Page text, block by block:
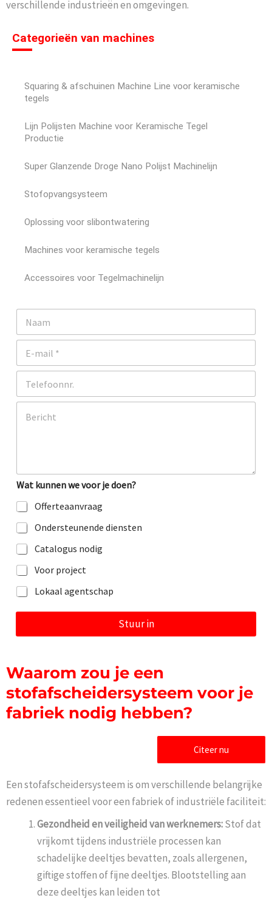
verschillende industrieën en omgevingen.
Categorieën van machines
Squaring & afschuinen Machine Line voor keramische
tegels
Lijn Polijsten Machine voor Keramische Tegel
Productie
Super Glanzende Droge Nano Polijst Machinelijn
Stofopvangsysteem
Oplossing voor slibontwatering
Machines voor keramische tegels
Accessoires voor Tegelmachinelijn
N
a
E
m
l
T
l
O
i
n
g
o
f
b
e
r
i
c
h
Wat kunnen we voor je doen?
Offerteaanvraag
Ondersteunende diensten
Catalogus nodig
Voor project
Lokaal agentschap
Stuur in
Waarom zou je een
stofafscheidersysteem voor je
fabriek nodig hebben?
Citeer nu
Een stofafscheidersysteem is om verschillende belangrijke
redenen essentieel voor een fabriek of industriële faciliteit:
Gezondheid en veiligheid van werknemers:Stof dat
vrijkomt tijdens industriële processen kan
schadelijke deeltjes bevatten, zoals allergenen,
giftige stoffen of fijne deeltjes. Blootstelling aan
deze deeltjes kan leiden tot